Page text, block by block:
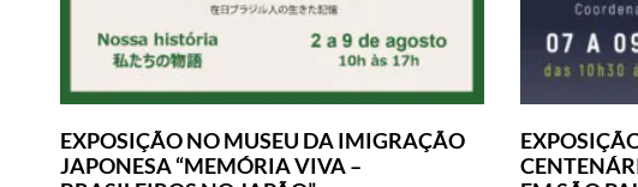
EXPOSIÇÃO NO MUSEU DA IMIGRAÇÃO
JAPONESA “MEMÓRIA VIVA –